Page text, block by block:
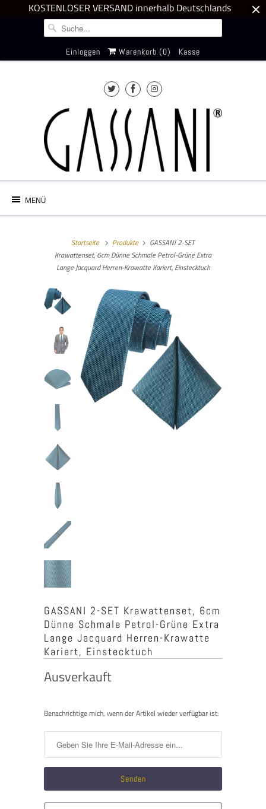
KOSTENLOSER VERSAND innerhalb Deutschlands
Einloggen Warenkorb (0) Kasse
MENÜ
Startseite Produkte
GASSANI 2-SET
Krawattenset, 6cm Dünne Schmale Petrol-Grüne Extra
Lange Jacquard Herren-Krawatte Kariert, Einstecktuch
GASSANI 2-SET Krawattenset, 6cm
Dünne Schmale Petrol-Grüne Extra
Lange Jacquard Herren-Krawatte
Kariert, Einstecktuch
Ausverkauft
Benachrichtigen
wenn
verfügbar
ist:
Benachrichtige mich, wenn der Artikel wieder verfügbar ist: